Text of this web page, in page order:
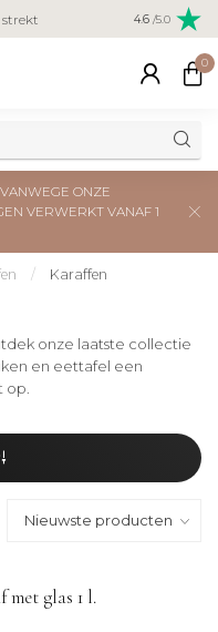
strekt Veilig
creditcard
4.6 /5.0
0
VANWEGE ONZE
VERWERKT VANAF 1
/ Karaffen
onze laatste collectie
en eettafel een
op.
glas 1 l.